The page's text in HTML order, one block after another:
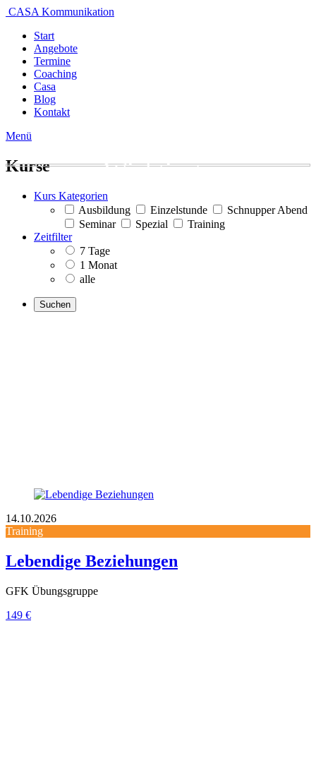
CASA Kommunikation
Start
Angebote
Termine
Coaching
Casa
Blog
Kontakt
Menü
Wichtigste
Kurse
Kurs Kategorien
Ausbildung
Einzelstunde
Schnupper Abend
Seminar
Spezial
Training
Zeitfilter
7 Tage
1 Monat
alle
Suchen
14.10.2026
Training
Lebendige Beziehungen
GFK Übungsgruppe
149 €